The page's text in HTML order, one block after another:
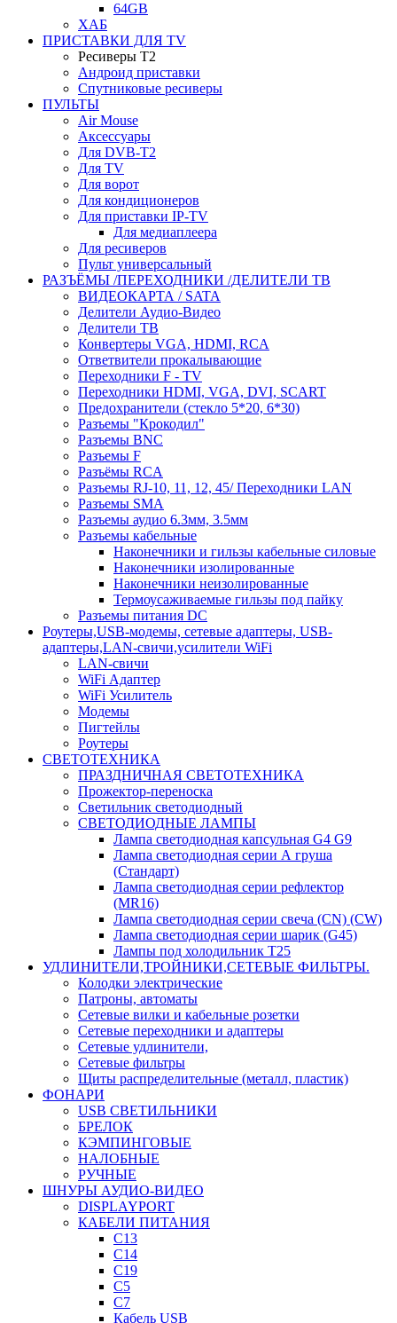
64GB
ХАБ
ПРИСТАВКИ ДЛЯ TV
Ресиверы Т2
Андроид приставки
Спутниковые ресиверы
ПУЛЬТЫ
Air Mouse
Аксессуары
Для DVB-T2
Для TV
Для ворот
Для кондиционеров
Для приставки IP-TV
Для медиаплеера
Для ресиверов
Пульт универсальный
РАЗЪЁМЫ /ПЕРЕХОДНИКИ /ДЕЛИТЕЛИ ТВ
ВИДЕОКАРТА / SATA
Делители Аудио-Видео
Делители ТВ
Конвертеры VGA, HDMI, RCA
Ответвители прокалывающие
Переходники F - TV
Переходники HDMI, VGA, DVI, SCART
Предохранители (стекло 5*20, 6*30)
Разъемы "Крокодил"
Разъемы BNC
Разъемы F
Разъёмы RCA
Разъемы RJ-10, 11, 12, 45/ Переходники LAN
Разъемы SMA
Разъемы аудио 6.3мм, 3.5мм
Разъемы кабельные
Наконечники и гильзы кабельные силовые
Наконечники изолированные
Наконечники неизолированные
Термоусаживаемые гильзы под пайку
Разъемы питания DC
Роутеры,USB-модемы, сетевые адаптеры, USB-
адаптеры,LAN-свичи,усилители WiFi
LAN-свичи
WiFi Адаптер
WiFi Усилитель
Модемы
Пигтейлы
Роутеры
СВЕТОТЕХНИКА
ПРАЗДНИЧНАЯ СВЕТОТЕХНИКА
Прожектор-переноска
Светильник светодиодный
СВЕТОДИОДНЫЕ ЛАМПЫ
Лампа светодиодная капсульная G4 G9
Лампа светодиодная серии А груша
(Стандарт)
Лампа светодиодная серии рефлектор
(MR16)
Лампа светодиодная серии свеча (CN) (CW)
Лампа светодиодная серии шарик (G45)
Лампы под холодильник T25
УДЛИНИТЕЛИ,ТРОЙНИКИ,СЕТЕВЫЕ ФИЛЬТРЫ.
Колодки электрические
Патроны, автоматы
Сетевые вилки и кабельные розетки
Сетевые переходники и адаптеры
Сетевые удлинители,
Сетевые фильтры
Щиты распределительные (металл, пластик)
ФОНАРИ
USB СВЕТИЛЬНИКИ
БРЕЛОК
КЭМПИНГОВЫЕ
НАЛОБНЫЕ
РУЧНЫЕ
ШНУРЫ АУДИО-ВИДЕО
DISPLAYPORT
КАБЕЛИ ПИТАНИЯ
C13
C14
C19
C5
C7
Кабель USB